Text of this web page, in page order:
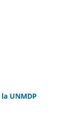
UNMDP